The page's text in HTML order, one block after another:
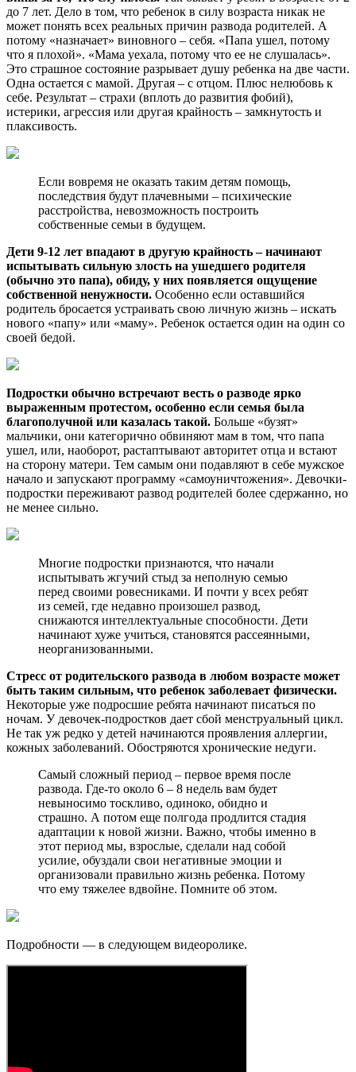
до 7 лет. Дело в том, что ребенок в силу возраста никак не
может понять всех реальных причин развода родителей. А
потому «назначает» виновного – себя. «Папа ушел, потому
что я плохой». «Мама уехала, потому что ее не слушалась».
Это страшное состояние разрывает душу ребенка на две части.
Одна остается с мамой. Другая – с отцом. Плюс нелюбовь к
себе. Результат – страхи (вплоть до развития фобий),
истерики, агрессия или другая крайность – замкнутость и
плаксивость.
Если вовремя не оказать таким детям помощь,
последствия будут плачевными – психические
расстройства, невозможность построить
собственные семьи в будущем.
Дети 9-12 лет впадают в другую крайность – начинают
испытывать сильную злость на ушедшего родителя
(обычно это папа), обиду, у них появляется ощущение
собственной ненужности. Особенно если оставшийся
родитель бросается устраивать свою личную жизнь – искать
нового «папу» или «маму». Ребенок остается один на один со
своей бедой.
Подростки обычно встречают весть о разводе ярко
выраженным протестом, особенно если семья была
благополучной или казалась такой. Больше «бузят»
мальчики, они категорично обвиняют мам в том, что папа
ушел, или, наоборот, растаптывают авторитет отца и встают
на сторону матери. Тем самым они подавляют в себе мужское
начало и запускают программу «самоуничтожения». Девочки-
подростки переживают развод родителей более сдержанно, но
не менее сильно.
Многие подростки признаются, что начали
испытывать жгучий стыд за неполную семью
перед своими ровесниками. И почти у всех ребят
из семей, где недавно произошел развод,
снижаются интеллектуальные способности. Дети
начинают хуже учиться, становятся рассеянными,
неорганизованными.
Стресс от родительского развода в любом возрасте может
быть таким сильным, что ребенок заболевает физически.
Некоторые уже подросшие ребята начинают писаться по
ночам. У девочек-подростков дает сбой менструальный цикл.
Не так уж редко у детей начинаются проявления аллергии,
кожных заболеваний. Обостряются хронические недуги.
Самый сложный период – первое время после
развода. Где-то около 6 – 8 недель вам будет
невыносимо тоскливо, одиноко, обидно и
страшно. А потом еще полгода продлится стадия
адаптации к новой жизни. Важно, чтобы именно в
этот период мы, взрослые, сделали над собой
усилие, обуздали свои негативные эмоции и
организовали правильно жизнь ребенка. Потому
что ему тяжелее вдвойне. Помните об этом.
Подробности — в следующем видеоролике.